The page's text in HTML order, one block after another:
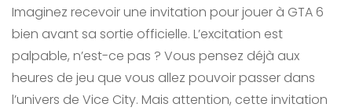
Imaginez recevoir une invitation pour jouer à GTA 6
bien avant sa sortie officielle. L’excitation est
palpable, n’est-ce pas ? Vous pensez déjà aux
heures de jeu que vous allez pouvoir passer dans
l’univers de Vice City. Mais attention, cette invitation